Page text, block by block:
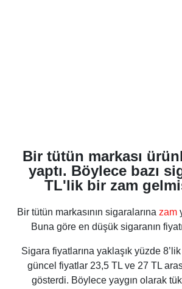
Bir tütün markası
yaptı. Böylece bazı
TL'lik bir zam
Bir tütün markasının sigaralarına zam
Buna göre en düşük sigaranın
Sigara fiyatlarına yaklaşık yüzde
güncel fiyatlar 23,5 TL ve 27 TL
gösterdi. Böylece yaygın olarak